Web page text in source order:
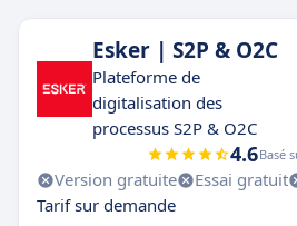
Esker | S2P & O2C
Plateforme de
digitalisation des
processus S2P & O2C
4.6Basé
Version gratuite Essai gratuit
Tarif sur demande